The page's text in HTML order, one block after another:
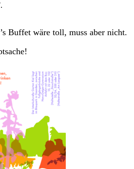
Buffet wäre toll, muss aber nicht.